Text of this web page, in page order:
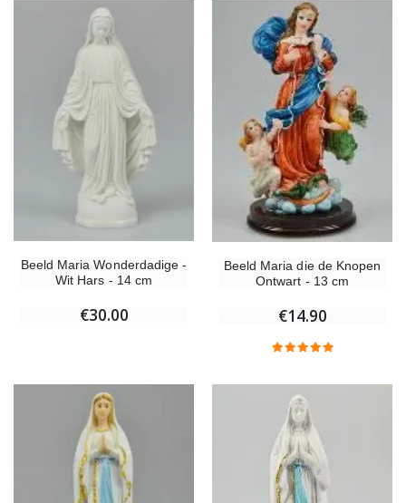
Beeld Maria Wonderdadige -
Wit Hars - 14 cm
€30.00
Beeld Maria die de Knopen
Ontwart - 13 cm
€14.90